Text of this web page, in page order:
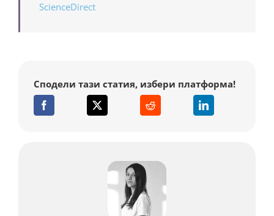
ScienceDirect
Сподели тази статия, избери платформа!